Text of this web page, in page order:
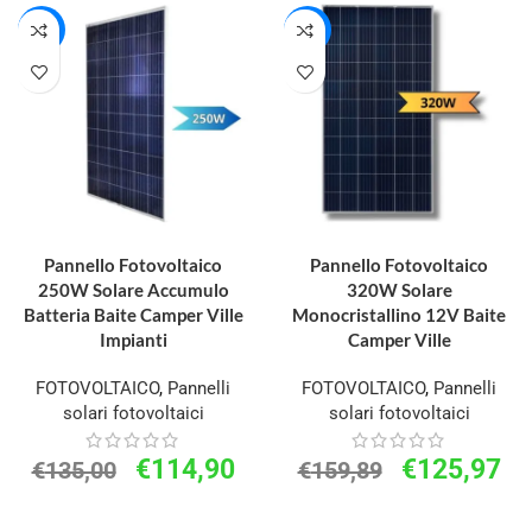
-15%
Pannello Fotovoltaico
250W Solare Accumulo
Batteria Baite Camper Ville
Impianti
FOTOVOLTAICO, Pannelli
solari fotovoltaici
€135,00 €114,90
-21%
Pannello Fotovoltaico
320W Solare
Monocristallino 12V Baite
Camper Ville
FOTOVOLTAICO, Pannelli
solari fotovoltaici
€159,89 €125,97